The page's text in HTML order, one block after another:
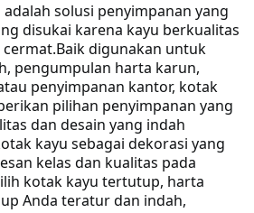
solusi penyimpanan yang
disukai karena kayu berkualitas
Baik digunakan untuk
pengumpulan harta karun,
penyimpanan kantor, kotak
pilihan penyimpanan yang
dan desain yang indah
kayu sebagai dekorasi yang
kelas dan kualitas pada
kotak kayu tertutup, harta
Anda teratur dan indah,